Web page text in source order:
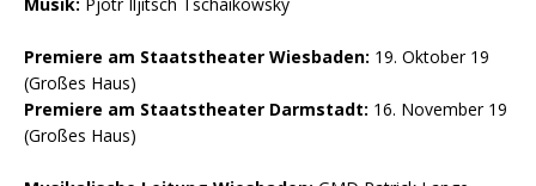
Premiere am Staatstheater Wiesbaden: 19. Oktober 19
(Großes Haus)
Premiere am Staatstheater Darmstadt: 16. November 19
(Großes Haus)